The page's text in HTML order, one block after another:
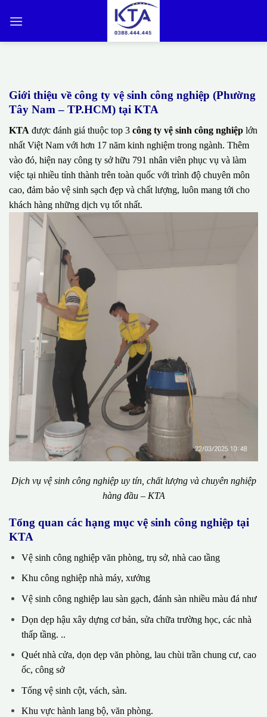
qua
Giới thiệu về công ty vệ sinh công nghiệp (Phường
Tây Nam – TP.HCM) tại KTA
KTA được đánh giá thuộc top 3 công ty vệ sinh công nghiệp lớn
nhất Việt Nam với hơn 17 năm kinh nghiệm trong ngành. Thêm
vào đó, hiện nay công ty sở hữu 791 nhân viên phục vụ và làm
việc tại nhiều tỉnh thành trên toàn quốc với trình độ chuyên môn
cao, đảm bảo vệ sinh sạch đẹp và chất lượng, luôn mang tới cho
khách hàng những dịch vụ tốt nhất.
Dịch vụ vệ sinh công nghiệp uy tín, chất lượng và chuyên nghiệp
hàng đầu – KTA
Tổng quan các hạng mục vệ sinh công nghiệp tại
KTA
Vệ sinh công nghiệp văn phòng, trụ sở, nhà cao tầng
Khu công nghiệp nhà máy, xưởng
Vệ sinh công nghiệp lau sàn gạch, đánh sàn nhiều màu đá như
Dọn dẹp hậu xây dựng cơ bản, sửa chữa trường học, các nhà
thấp tầng. ..
Quét nhà cửa, dọn dẹp văn phòng, lau chùi trần chung cư, cao
ốc, công sở
Tổng vệ sinh cột, vách, sàn.
Khu vực hành lang bộ, văn phòng.